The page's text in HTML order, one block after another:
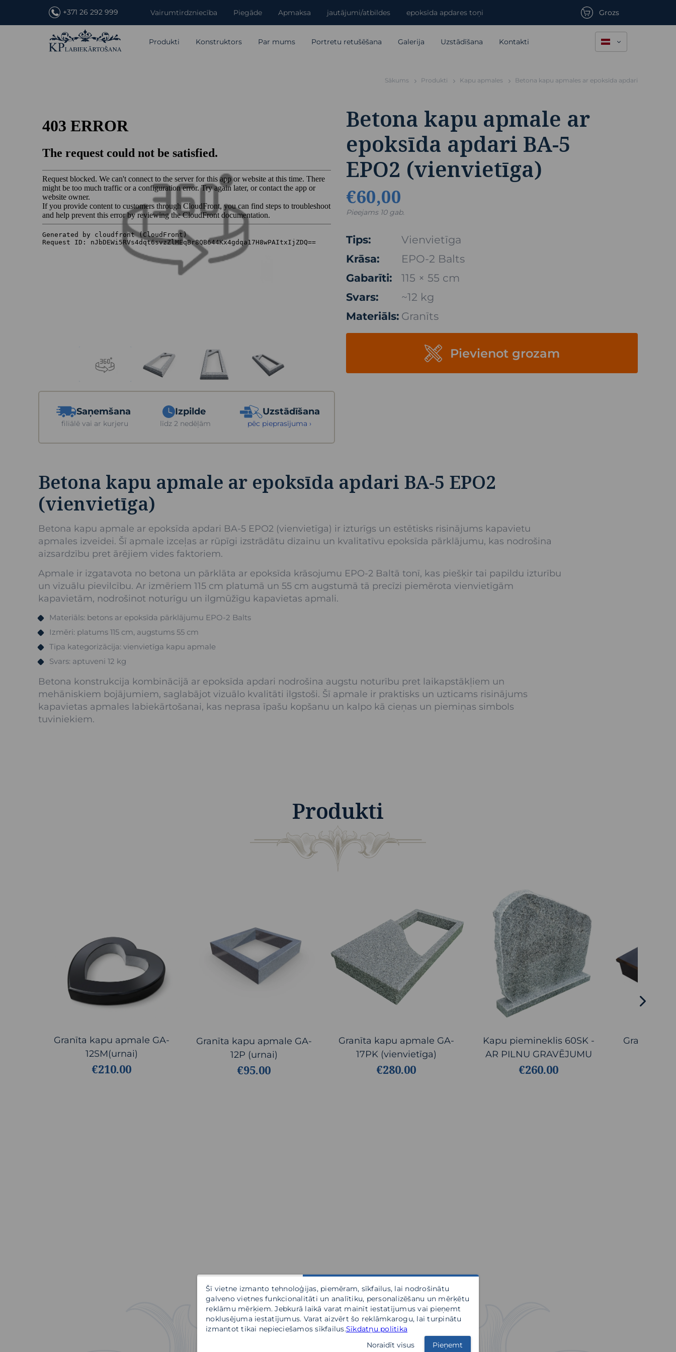
+371 26 292 999 Vairumtirdzniecība Piegāde Apmaksa jautājumi/atbildes epoksīda apdares toņi Grozs
Produkti Konstruktors Par mums Portretu retušēšana Galerija Uzstādīšana Kontakti
Sākums Produkti Kapu apmales Betona kapu apmales ar epoksīda apdari
Saņemšana
filiālē vai ar kurjeru
Izpilde
līdz 2 nedēļām
Uzstādīšana
pēc pieprasījuma ›
Betona kapu apmale ar
epoksīda apdari BA-5
EPO2 (vienvietīga)
€60,00
Pieejams 10 gab.
Tips:
Vienvietīga
Krāsa:
EPO-2 Balts
Gabarīti:
115 × 55 cm
Svars:
~12 kg
Materiāls: Granīts
Pievienot grozam
Betona kapu apmale ar epoksīda apdari BA-5 EPO2
(vienvietīga)
Betona kapu apmale ar epoksīda apdari BA-5 EPO2 (vienvietīga) ir izturīgs un estētisks risinājums kapavietu
apmales izveidei. Šī apmale izceļas ar rūpīgi izstrādātu dizainu un kvalitatīvu epoksīda pārklājumu, kas nodrošina
aizsardzību pret ārējiem vides faktoriem.
Apmale ir izgatavota no betona un pārklāta ar epoksīda krāsojumu EPO-2 Baltā tonī, kas piešķir tai papildu izturību
un vizuālu pievilcību. Ar izmēriem 115 cm platumā un 55 cm augstumā tā precīzi piemērota vienvietīgām
kapavietām, nodrošinot noturīgu un ilgmūžīgu kapavietas apmali.
Materiāls: betons ar epoksīda pārklājumu EPO-2 Balts
Izmēri: platums 115 cm, augstums 55 cm
Tipa kategorizācija: vienvietīga kapu apmale
Svars: aptuveni 12 kg
Betona konstrukcija kombinācijā ar epoksīda apdari nodrošina augstu noturību pret laikapstākļiem un
mehāniskiem bojājumiem, saglabājot vizuālo kvalitāti ilgstoši. Šī apmale ir praktisks un uzticams risinājums
kapavietas apmales labiekārtošanai, kas neprasa īpašu kopšanu un kalpo kā cieņas un piemiņas simbols
tuviniekiem.
Produkti
Granīta kapu apmale GA-
12SM(urnai)
€210.00
Granīta kapu apmale GA-
12P (urnai)
€95.00
Granīta kapu apmale GA-
17PK (vienvietīga)
€280.00
Kapu piemineklis 60SK -
AR PILNU GRAVĒJUMU
€260.00
Granīta
Šī vietne izmanto tehnoloģijas, piemēram, sīkfailus, lai nodrošinātu
galveno vietnes funkcionalitāti un analītiku, personalizēšanu un mērķētu
reklāmu mērķiem. Jebkurā laikā varat mainīt iestatījumus vai pieņemt
noklusējuma iestatījumus. Varat aizvērt šo reklāmkarogu, lai turpinātu
izmantot tikai nepieciešamos sīkfailus.Sīkdatņu politika
Noraidīt visus
Pieņemt